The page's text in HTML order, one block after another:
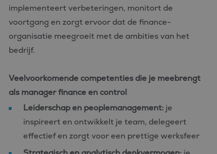
implementeert verbeteringen, monitort de
voortgang en zorgt ervoor dat de finance-
organisatie meegroeit met de ambities van het
bedrijf.
Veelvoorkomende competenties die je meebrengt
als manager finance en control
Leiderschap en peoplemanagement: je
inspireert en ontwikkelt je team, delegeert
effectief en zorgt voor een prettige werksfeer